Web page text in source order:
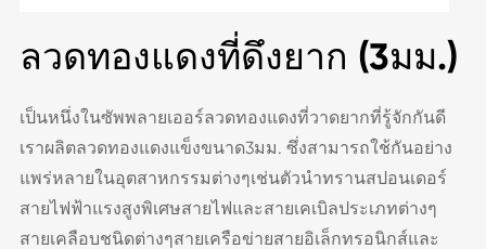
ลวดทองแดงที่ดึงยาก (3มม.)
เป็นหนึ่งในซัพพลายเออร์ลวดทองแดงที่วาดยากที่รู้จักกันดี
เราผลิตลวดทองแดงแข็งขนาด3มม. ซึ่งสามารถใช้กันอย่าง
แพร่หลายในอุตสาหกรรมต่างๆเช่นตัวนำทรานสปอนเดอร์
สายไฟฟ้าแรงสูงพิเศษสายไฟและสายเคเบิลประเภทต่างๆ
สายเคลือบชนิดต่างๆสายเครือข่ายสายอิเล็กทรอนิกส์และ